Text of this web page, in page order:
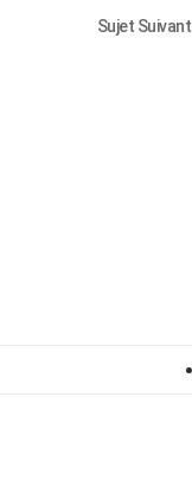
Sujet Suivant